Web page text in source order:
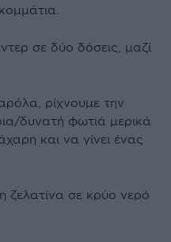
σε δύο δόσεις, μαζί
ρίχνουμε την
δυνατή φωτιά μερικά
και να γίνει ένας
ζελατίνα σε κρύο νερό